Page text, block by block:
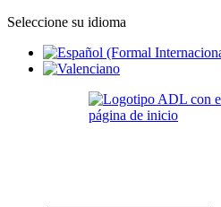
Seleccione su idioma